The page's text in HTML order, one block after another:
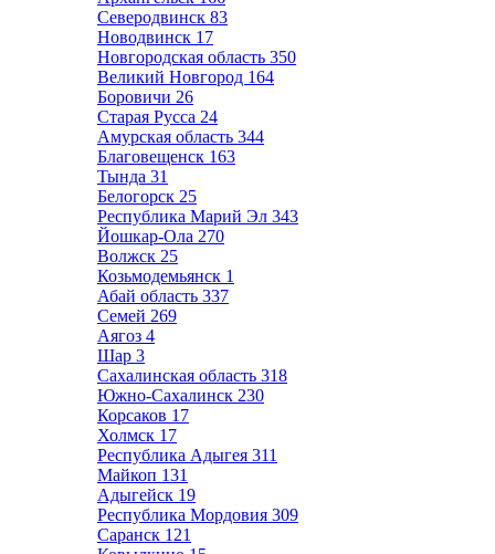
Северодвинск 83
Новодвинск 17
Новгородская область 350
Великий Новгород 164
Боровичи 26
Старая Русса 24
Амурская область 344
Благовещенск 163
Тында 31
Белогорск 25
Республика Марий Эл 343
Йошкар-Ола 270
Волжск 25
Козьмодемьянск 1
Абай область 337
Семей 269
Аягоз 4
Шар 3
Сахалинская область 318
Южно-Сахалинск 230
Корсаков 17
Холмск 17
Республика Адыгея 311
Майкоп 131
Адыгейск 19
Республика Мордовия 309
Саранск 121